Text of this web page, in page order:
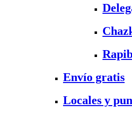
Envío gratis
Locales y